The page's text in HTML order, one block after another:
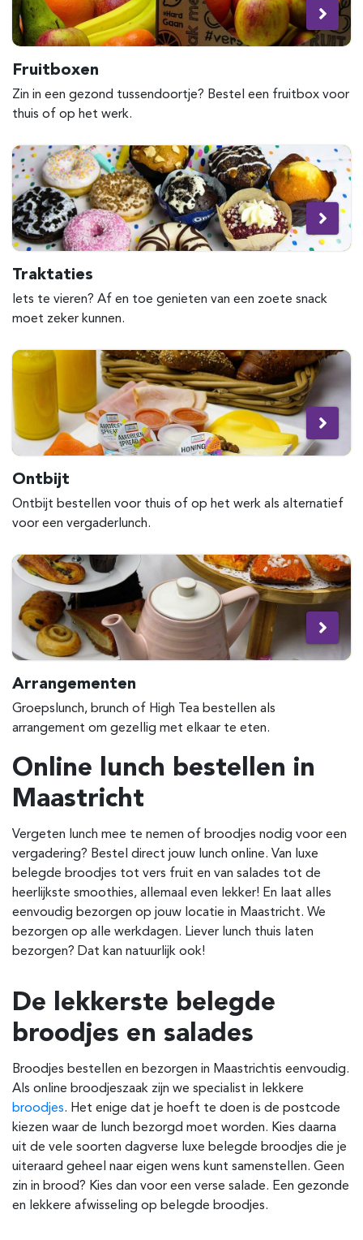
Fruitboxen
Zin in een gezond tussendoortje? Bestel een fruitbox voor
thuis of op het werk.
Traktaties
Iets te vieren? Af en toe genieten van een zoete snack
moet zeker kunnen.
Ontbijt
Ontbijt bestellen voor thuis of op het werk als alternatief
voor een vergaderlunch.
Arrangementen
Groepslunch, brunch of High Tea bestellen als
arrangement om gezellig met elkaar te eten.
Online lunch bestellen in
Maastricht
Vergeten lunch mee te nemen of broodjes nodig voor een
vergadering? Bestel direct jouw lunch online. Van luxe
belegde broodjes tot vers fruit en van salades tot de
heerlijkste smoothies, allemaal even lekker! En laat alles
eenvoudig bezorgen op jouw locatie in Maastricht. We
bezorgen op alle werkdagen. Liever lunch thuis laten
bezorgen? Dat kan natuurlijk ook!
De lekkerste belegde
broodjes en salades
Broodjes bestellen en bezorgen in Maastrichtis eenvoudig.
Als online broodjeszaak zijn we specialist in lekkere
broodjes. Het enige dat je hoeft te doen is de postcode
kiezen waar de lunch bezorgd moet worden. Kies daarna
uit de vele soorten dagverse luxe belegde broodjes die je
uiteraard geheel naar eigen wens kunt samenstellen. Geen
zin in brood? Kies dan voor een verse salade. Een gezonde
en lekkere afwisseling op belegde broodjes.